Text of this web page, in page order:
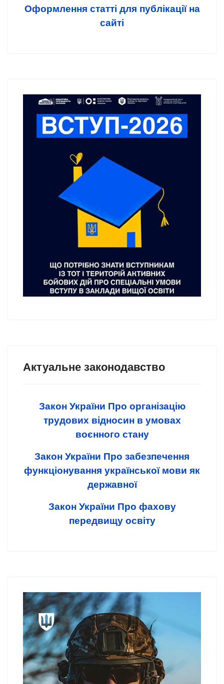
Оформлення статті для публікації на
сайті
Актуальне законодавство
Закон України Про організацію
трудових відносин в умовах
воєнного стану
Закон України Про забезпечення
функціонування української мови як
державної
Закон України Про фахову
передвищу освіту